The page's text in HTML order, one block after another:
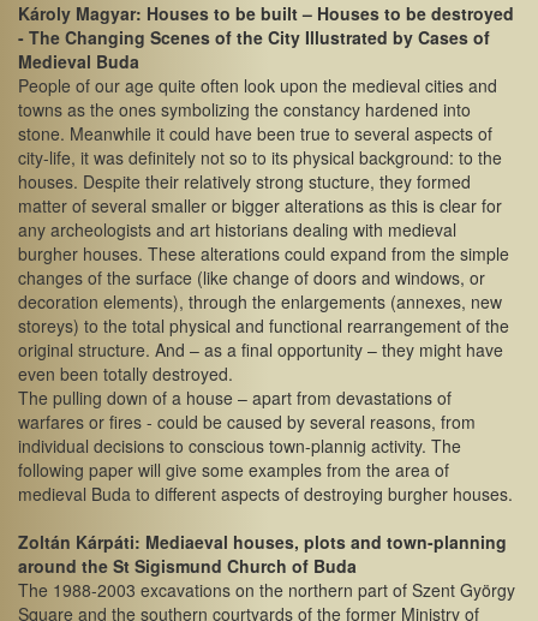
Károly Magyar: Houses to be built – Houses to be destroyed
- The Changing Scenes of the City Illustrated by Cases of
Medieval Buda
People of our age quite often look upon the medieval cities and
towns as the ones symbolizing the constancy hardened into
stone. Meanwhile it could have been true to several aspects of
city-life, it was definitely not so to its physical background: to the
houses. Despite their relatively strong stucture, they formed
matter of several smaller or bigger alterations as this is clear for
any archeologists and art historians dealing with medieval
burgher houses. These alterations could expand from the simple
changes of the surface (like change of doors and windows, or
decoration elements), through the enlargements (annexes, new
storeys) to the total physical and functional rearrangement of the
original structure. And – as a final opportunity – they might have
even been totally destroyed.
The pulling down of a house – apart from devastations of
warfares or fires - could be caused by several reasons, from
individual decisions to conscious town-plannig activity. The
following paper will give some examples from the area of
medieval Buda to different aspects of destroying burgher houses.
Zoltán Kárpáti: Mediaeval houses, plots and town-planning
around the St Sigismund Church of Buda
The 1988-2003 excavations on the northern part of Szent György
Square and the southern courtyards of the former Ministry of